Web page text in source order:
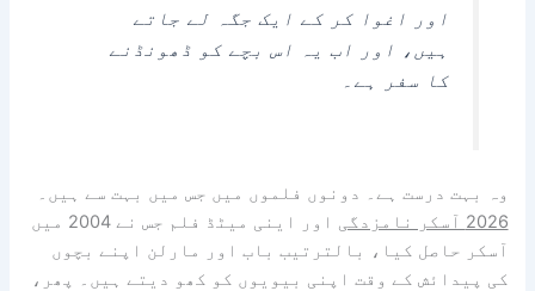
اور اغوا کر کے ایک جگہ لے جاتے
ہیں، اور اب یہ اس بچے کو ڈھونڈنے
کا سفر ہے۔
وہ بہت درست ہے۔ دونوں فلموں میں جس میں بہت سے ہیں۔
2026 آسکر نامزدگی
اور اینی میٹڈ فلم جس نے 2004 میں
آسکر حاصل کیا، بالترتیب باب اور مارلن اپنے بچوں
کی پیدائش کے وقت اپنی بیویوں کو کھو دیتے ہیں۔ پھر،